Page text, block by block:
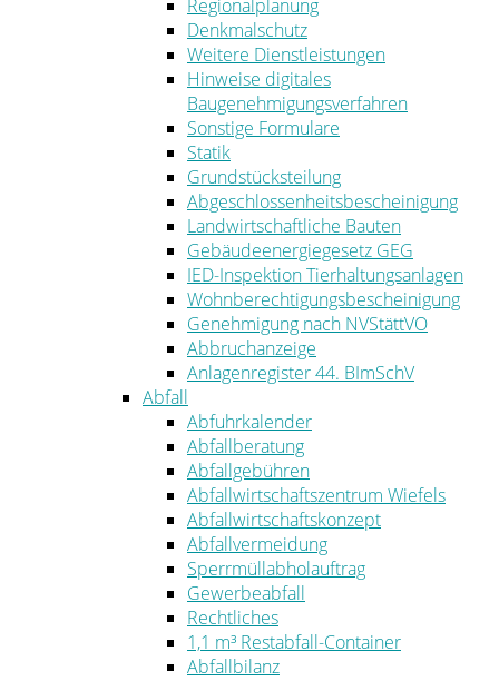
Regionalplanung
Denkmalschutz
Weitere Dienstleistungen
Hinweise digitales
Baugenehmigungsverfahren
Sonstige Formulare
Statik
Grundstücksteilung
Abgeschlossenheitsbescheinigung
Landwirtschaftliche Bauten
Gebäudeenergiegesetz GEG
IED-Inspektion Tierhaltungsanlagen
Wohnberechtigungsbescheinigung
Genehmigung nach NVStättVO
Abbruchanzeige
Anlagenregister 44. BImSchV
Abfall
Abfuhrkalender
Abfallberatung
Abfallgebühren
Abfallwirtschaftszentrum Wiefels
Abfallwirtschaftskonzept
Abfallvermeidung
Sperrmüllabholauftrag
Gewerbeabfall
Rechtliches
1,1 m³ Restabfall-Container
Abfallbilanz